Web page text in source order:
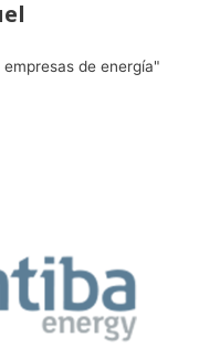
de energía"